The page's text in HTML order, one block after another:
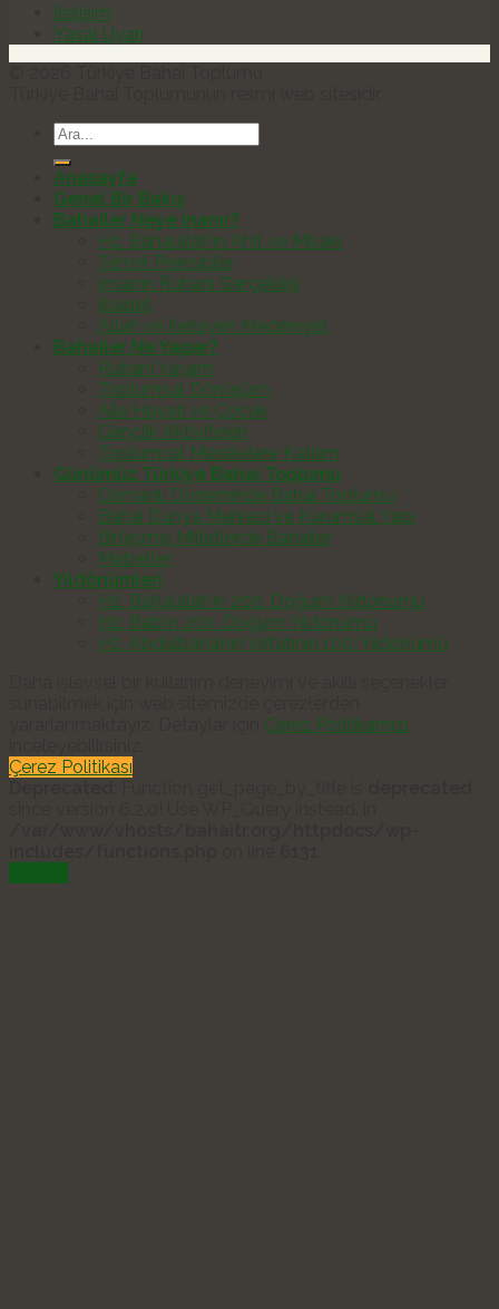
İletişim
Yasal Uyarı
Anasayfa
Genel Bir Bakış
Bahailer Neye İnanır?
Hz. Bahaullah’ın Ahit ve Misakı
Temel Prensipler
İnsanın Ruhani Gerçekliği
İbadet
Allah ve İlerleyen Medeniyet
Bahailer Ne Yapar?
Ruhani Yaşam
Toplumsal Dönüşüm
Aile Hayatı ve Çocuk
Gençlik Aktiviteleri
Toplumsal Meselelere Katılım
Günümüz Türkiye Bahai Toplumu
Osmanlı Döneminde Bahai Toplumu
Bahai Dünya Merkezi ve Kurumsal Yapı
Birleşmiş Milletlerde Bahailer
Mabetler
Yıldönümleri
Hz. Bahaullah’ın 200. Doğum Yıldönümü
Hz. Bab’ın 200. Doğum Yıldönümü
Hz. Abdülbaha’nın Vefatının 100. Yıldönümü
Çerez Politikamızı
Çerez Politikası